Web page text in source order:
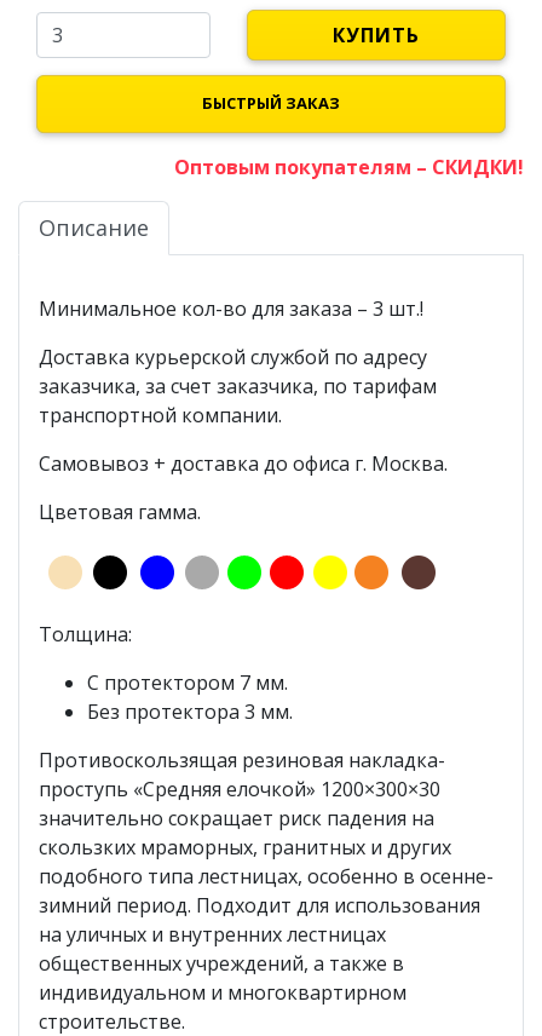
КУПИТЬ
БЫСТРЫЙ ЗАКАЗ
Оптовым покупателям – СКИДКИ!
Описание
Минимальное кол-во для заказа – 3 шт.!
Доставка курьерской службой по адресу
заказчика, за счет заказчика, по тарифам
транспортной компании.
Самовывоз + доставка до офиса г. Москва.
Цветовая гамма.
Толщина:
С протектором 7 мм.
Без протектора 3 мм.
Противоскользящая резиновая накладка-
проступь «Средняя елочкой» 1200×300×30
значительно сокращает риск падения на
скользких мраморных, гранитных и других
подобного типа лестницах, особенно в осенне-
зимний период. Подходит для использования
на уличных и внутренних лестницах
общественных учреждений, а также в
индивидуальном и многоквартирном
строительстве.